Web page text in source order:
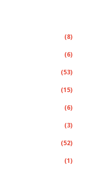
(8)
(6)
(53)
(15)
(6)
(3)
(52)
(1)